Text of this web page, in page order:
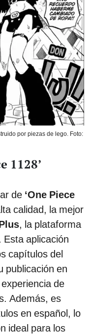
por piezas de lego. Foto:
1128’
de ‘One Piece
calidad, la mejor
, la plataforma
Esta aplicación
capítulos del
publicación en
de
Además, es
en español, lo
ideal para los